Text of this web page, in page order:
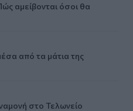
αμείβονται όσοι θα
από τα μάτια της
στο Τελωνείο